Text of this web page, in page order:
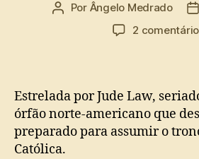
Autor
Por Ângelo Medrado
de
2
Estrelada por Jude Law,
órfão norte-americano que
preparado para assumir o
Católica.